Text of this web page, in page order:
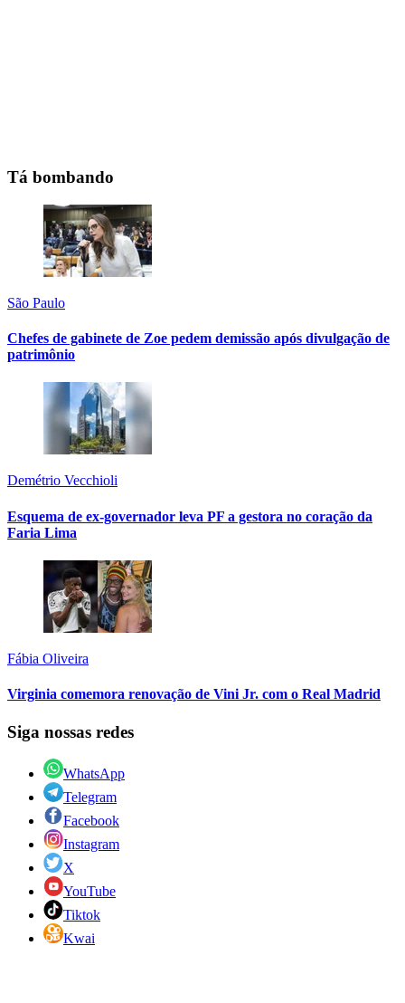
Tá bombando
São Paulo
Chefes de gabinete de Zoe pedem demissão após divulgação de
patrimônio
Demétrio Vecchioli
Esquema de ex-governador leva PF a gestora no coração da
Faria Lima
Fábia Oliveira
Virginia comemora renovação de Vini Jr. com o Real Madrid
Siga nossas redes
WhatsApp
Telegram
Facebook
Instagram
X
YouTube
Tiktok
Kwai